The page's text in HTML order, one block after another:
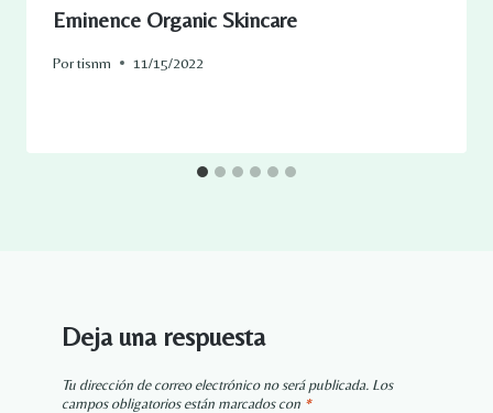
Eminence Organic Skincare
Portisnm 11/15/2022
Deja una respuesta
Tu dirección de correo electrónico no será publicada. Los
campos obligatorios están marcados con *